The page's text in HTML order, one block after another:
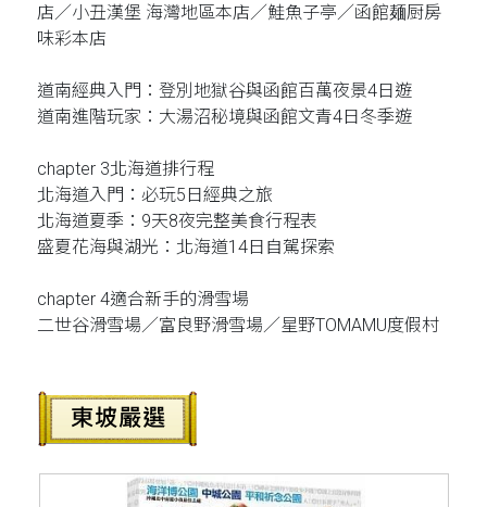
店／小丑漢堡 海灣地區本店／鮭魚子亭／函館麺厨房
味彩本店
道南經典入門：登別地獄谷與函館百萬夜景4日遊
道南進階玩家：大湯沼秘境與函館文青4日冬季遊
chapter 3北海道排行程
北海道入門：必玩5日經典之旅
北海道夏季：9天8夜完整美食行程表
盛夏花海與湖光：北海道14日自駕探索
chapter 4適合新手的滑雪場
二世谷滑雪場／富良野滑雪場／星野TOMAMU度假村